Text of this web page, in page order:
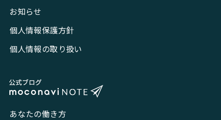
お知らせ
個人情報保護方針
個人情報の取り扱い
あなたの働き方